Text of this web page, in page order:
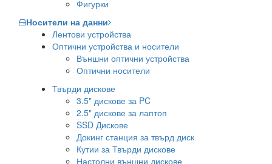
Фигурки
Носители на данни
Лентови устройства
Оптични устройства и носители
Външни оптични устройства
Оптични носители
Твърди дискове
3.5" дискове за PC
2.5" дискове за лаптоп
SSD Дискове
Докинг станция за твърд диск
Кутии за Твърди дискове
Настолни външни дискове